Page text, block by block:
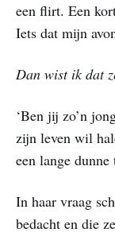
een flirt. Een
Iets dat mijn
Dan wist ik dat
‘Ben jij zo’n
zijn leven wil
een lange
In haar vraag
bedacht en die